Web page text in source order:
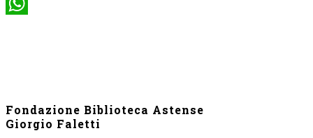
Fondazione Biblioteca Astense
Giorgio Faletti